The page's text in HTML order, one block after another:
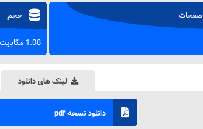
صفحات حجم
1.08 مگابایت
لینک های دانلود
دانلود نسخه pdf